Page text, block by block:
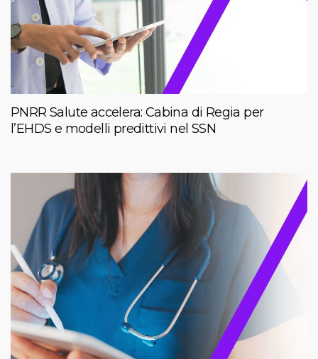
PNRR Salute accelera: Cabina di Regia per
l’EHDS e modelli predittivi nel SSN